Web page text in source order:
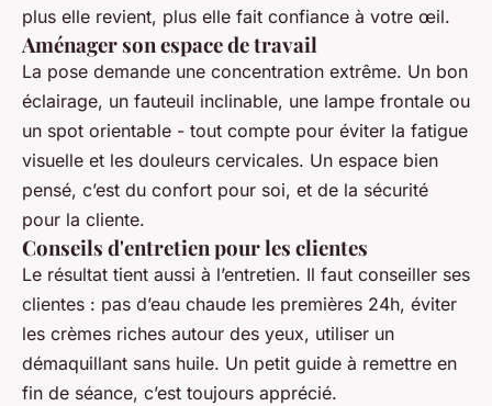
plus elle revient, plus elle fait confiance à votre œil.
Aménager son espace de travail
La pose demande une concentration extrême. Un bon
éclairage, un fauteuil inclinable, une lampe frontale ou
un spot orientable - tout compte pour éviter la fatigue
visuelle et les douleurs cervicales. Un espace bien
pensé, c’est du confort pour soi, et de la sécurité
pour la cliente.
Conseils d'entretien pour les clientes
Le résultat tient aussi à l’entretien. Il faut conseiller ses
clientes : pas d’eau chaude les premières 24h, éviter
les crèmes riches autour des yeux, utiliser un
démaquillant sans huile. Un petit guide à remettre en
fin de séance, c’est toujours apprécié.